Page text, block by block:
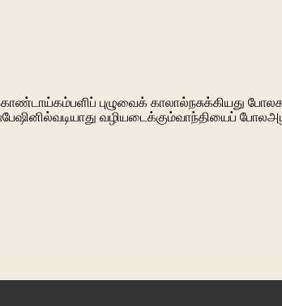
புழுவைக் காலால்நசுக்கியது
வழியடைக்கும்வாந்தியைப்